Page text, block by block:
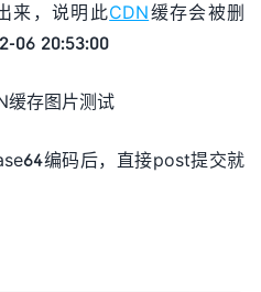
来，说明此CDN缓存会被删
06 20:53:00
缓存图片测试
编码后，直接post提交就